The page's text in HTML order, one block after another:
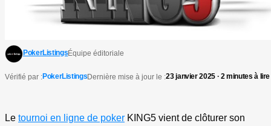
PokerListingsÉquipe éditoriale
Vérifié par :PokerListingsDernière mise à jour le :23 janvier 2025 · 2 minutes à lire
Le tournoi en ligne de poker KING5 vient de clôturer son